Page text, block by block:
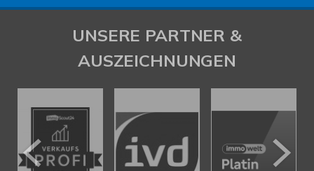
UNSERE PARTNER &
AUSZEICHNUNGEN